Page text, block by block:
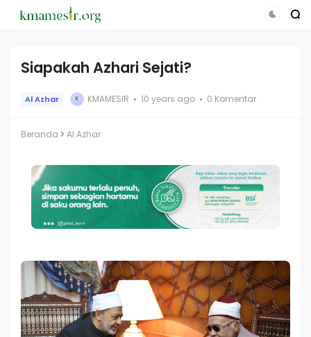
Siapakah Azhari Sejati?
Al Azhar K KMAMESIR 10 years ago 0 Komentar
Beranda Al Azhar